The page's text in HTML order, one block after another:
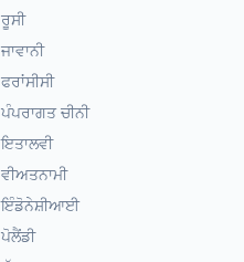
ਰੂਸੀ
ਜਾਵਾਨੀ
ਫਰਾਂਸੀਸੀ
ਪੰਪਰਾਗਤ ਚੀਨੀ
ਇਤਾਲਵੀ
ਵੀਅਤਨਾਮੀ
ਇੰਡੋਨੇਸ਼ੀਆਈ
ਪੋਲੈਂਡੀ